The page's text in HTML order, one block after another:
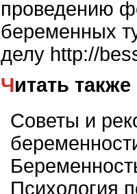
проведению
беременных
делу http://
Читать также
Советы и
Психология